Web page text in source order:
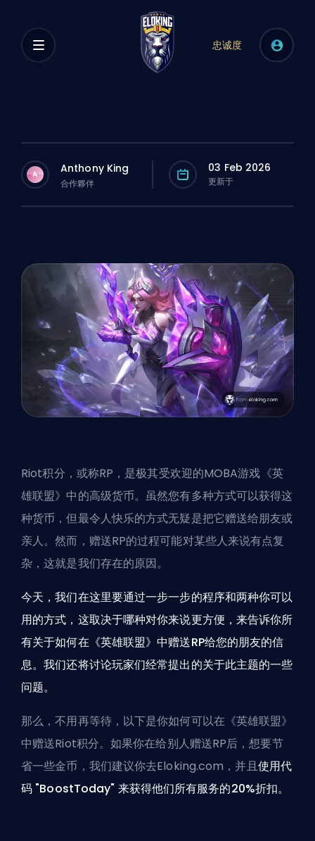
忠诚度
A Anthony King
合作夥伴
03 Feb 2026
更新于
Riot积分，或称RP，是极其受欢迎的MOBA游戏《英
雄联盟》中的高级货币。虽然您有多种方式可以获得这
种货币，但最令人快乐的方式无疑是把它赠送给朋友或
亲人。然而，赠送RP的过程可能对某些人来说有点复
杂，这就是我们存在的原因。
今天，我们在这里要通过一步一步的程序和两种你可以
用的方式，这取决于哪种对你来说更方便，来告诉你所
有关于如何在《英雄联盟》中赠送RP给您的朋友的信
息。我们还将讨论玩家们经常提出的关于此主题的一些
问题。
那么，不用再等待，以下是你如何可以在《英雄联盟》
中赠送Riot积分。如果你在给别人赠送RP后，想要节
省一些金币，我们建议你去Eloking.com ，并且使用代
码 "BoostToday" 来获得他们所有服务的20%折扣。